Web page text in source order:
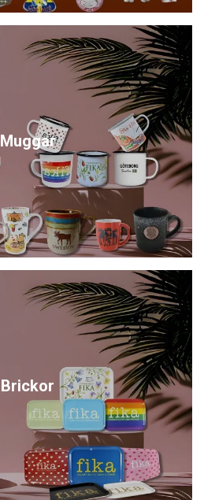
Muggar
Brickor